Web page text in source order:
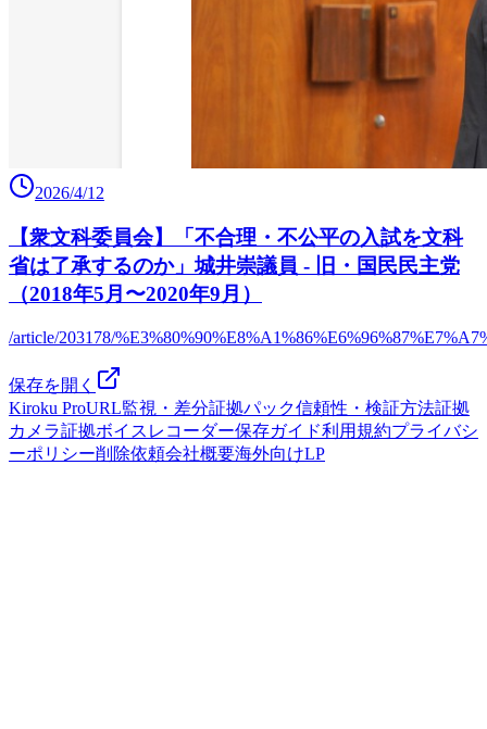
2026/4/12
【衆文科委員会】「不合理・不公平の入試を文科
省は了承するのか」城井崇議員 - 旧・国民民主党
（2018年5月〜2020年9月）
/article/203178/
保存を開く
Kiroku ProURL監視・差分証拠パック信頼性・検証方法証拠
カメラ証拠ボイスレコーダー保存ガイド利用規約プライバシ
ーポリシー削除依頼会社概要海外向けLP